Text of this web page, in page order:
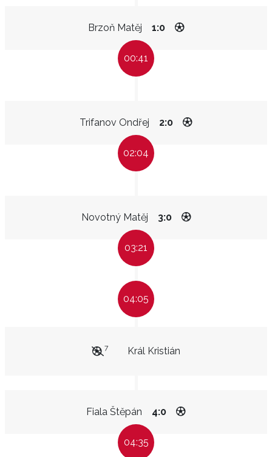
Brzoň Matěj 1:0
00:41
Trifanov Ondřej 2:0
02:04
Novotný Matěj 3:0
03:21
04:05
Král Kristián
7
Fiala Štěpán 4:0
04:35